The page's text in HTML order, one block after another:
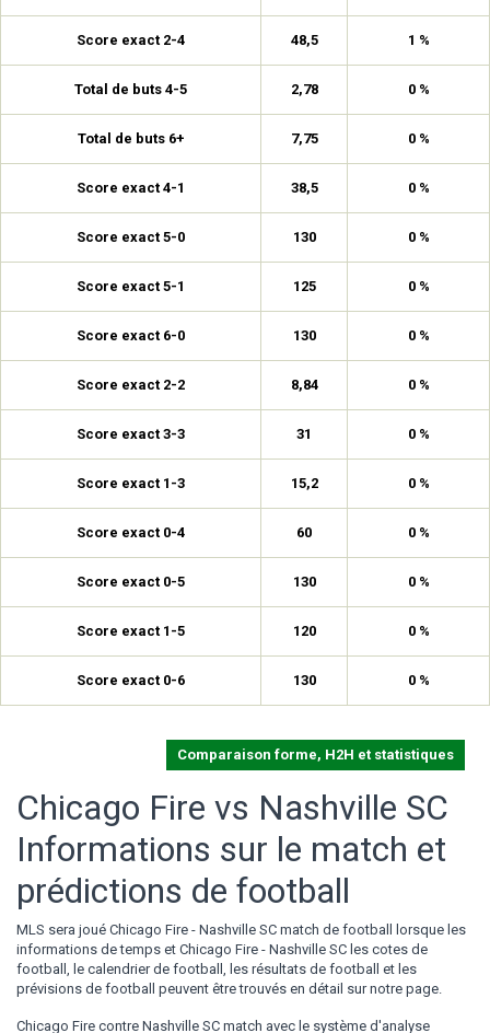
Score exact 2-4 48,5 1 %
Total de buts 4-5 2,78 0 %
Total de buts 6+ 7,75 0 %
Score exact 4-1 38,5 0 %
Score exact 5-0 130 0 %
Score exact 5-1 125 0 %
Score exact 6-0 130 0 %
Score exact 2-2 8,84 0 %
Score exact 3-3 31 0 %
Score exact 1-3 15,2 0 %
Score exact 0-4 60 0 %
Score exact 0-5 130 0 %
Score exact 1-5 120 0 %
Score exact 0-6 130 0 %
Comparaison forme, H2H et statistiques
Chicago Fire vs Nashville SC
Informations sur le match et
prédictions de football
MLS sera joué Chicago Fire - Nashville SC match de football lorsque les
informations de temps et Chicago Fire - Nashville SC les cotes de
football, le calendrier de football, les résultats de football et les
prévisions de football peuvent être trouvés en détail sur notre page.
Chicago Fire contre Nashville SC match avec le système d'analyse